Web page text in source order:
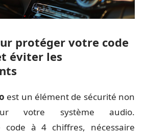
protéger votre code
éviter les
est un élément de sécurité non
votre système audio.
code à 4 chiffres, nécessaire